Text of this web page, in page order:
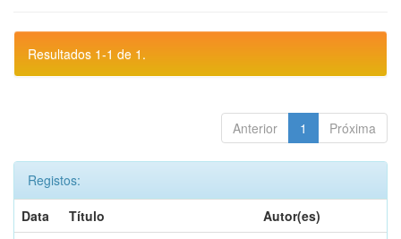
Resultados 1-1 de 1.
Anterior 1 Próxima
Registos:
Data
Título
Autor(es)